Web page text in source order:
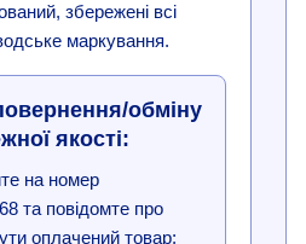
збережені всі
маркування.
обміну
якості:
на номер
та повідомте про
оплачений товар;